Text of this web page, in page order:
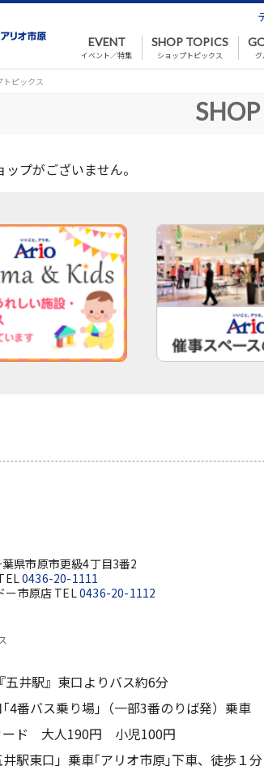
EVENT
イベント／特集
SHOP TOPICS
ショップトピックス グ
トピックス
プがございません。
県市原市更級4丁目3番2
0436-20-1111
ー市原店 TEL0436-20-1112
井駅』東口よりバス約6分
4番バス乗り場｣（一部3番のりば発）乗車
ード 大人190円 小児100円
駅東口」乗車｢アリオ市原｣下車、徒歩１分